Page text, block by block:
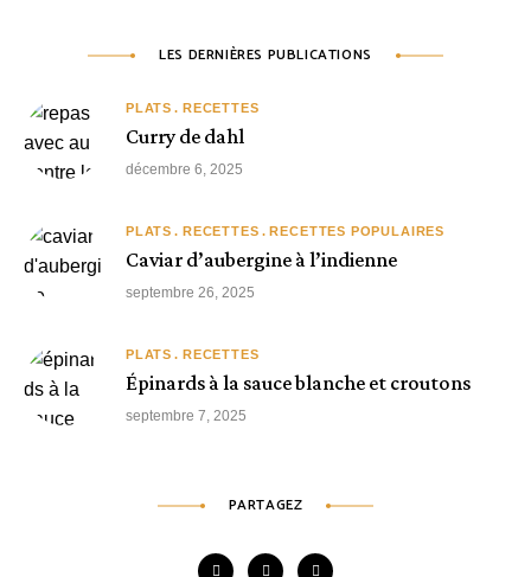
LES DERNIÈRES PUBLICATIONS
PLATS RECETTES
Curry de dahl
décembre 6, 2025
PLATS RECETTES RECETTES POPULAIRES
Caviar d’aubergine à l’indienne
septembre 26, 2025
PLATS RECETTES
Épinards à la sauce blanche et croutons
septembre 7, 2025
PARTAGEZ